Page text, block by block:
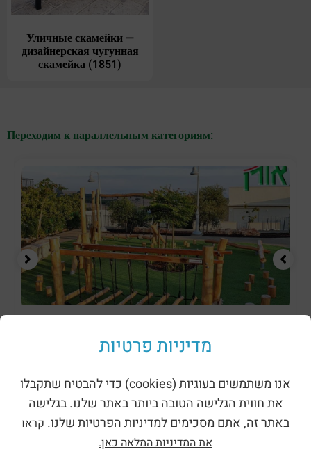
Уличные скамейки —
дизайнерская чугунная
скамейка (1851)
Переходим к параллельным категориям:
מדיניות פרטיות
אנו משתמשים בעוגיות (cookies) כדי להבטיח שתקבלו
את חווית הגלישה הטובה ביותר באתר שלנו. בגלישה
באתר זה, אתם מסכימים למדיניות הפרטיות שלנו. קראו
את המדיניות המלאה כאן.